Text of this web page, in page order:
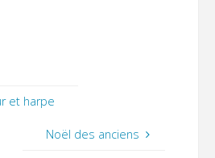
et harpe
Noël des anciens